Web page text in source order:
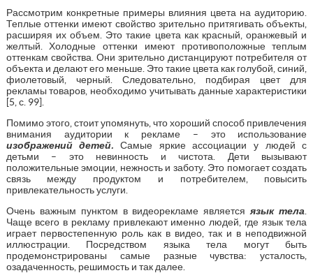
Рассмотрим конкретные примеры влияния цвета на аудиторию.
Теплые оттенки имеют свойство зрительно притягивать объекты,
расширяя их объем. Это такие цвета как красный, оранжевый и
желтый. Холодные оттенки имеют противоположные теплым
оттенкам свойства. Они зрительно дистанцируют потребителя от
объекта и делают его меньше. Это такие цвета как голубой, синий,
фиолетовый, черный. Следовательно, подбирая цвет для
рекламы товаров, необходимо учитывать данные характеристики
[5, с. 99].
Помимо этого, стоит упомянуть, что хороший способ привлечения
внимания аудитории к рекламе – это использование
изображений детей. Самые яркие ассоциации у людей с
детьми – это невинность и чистота. Дети вызывают
положительные эмоции, нежность и заботу. Это помогает создать
связь между продуктом и потребителем, повысить
привлекательность услуги.
Очень важным пунктом в видеорекламе являетсяязык тела
Чаще всего в рекламу привлекают именно людей, где язык тела
играет первостепенную роль как в видео, так и в неподвижной
иллюстрации. Посредством языка тела могут быть
продемонстрированы самые разные чувства: усталость,
озадаченность, решимость и так далее.